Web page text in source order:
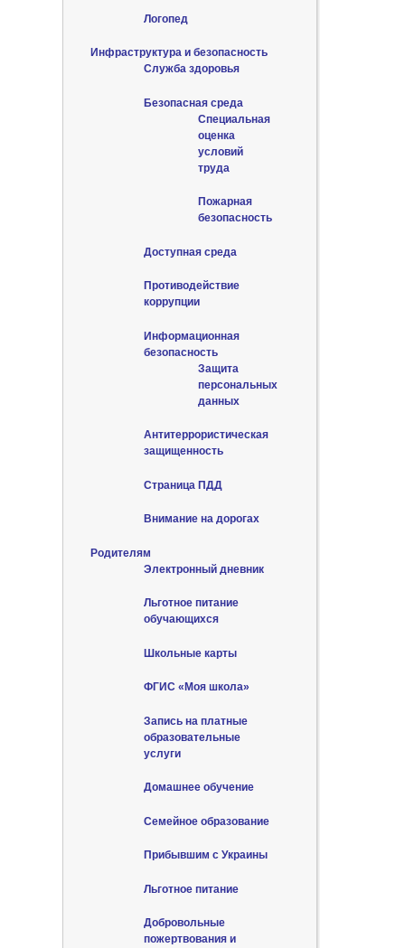
Логопед
Инфраструктура и безопасность
Служба здоровья
Безопасная среда
Специальная
оценка
условий
труда
Пожарная
безопасность
Доступная среда
Противодействие
коррупции
Информационная
безопасность
Защита
персональных
данных
Антитеррористическая
защищенность
Страница ПДД
Внимание на дорогах
Родителям
Электронный дневник
Льготное питание
обучающихся
Школьные карты
ФГИС «Моя школа»
Запись на платные
образовательные
услуги
Домашнее обучение
Семейное образование
Прибывшим с Украины
Льготное питание
Добровольные
пожертвования и